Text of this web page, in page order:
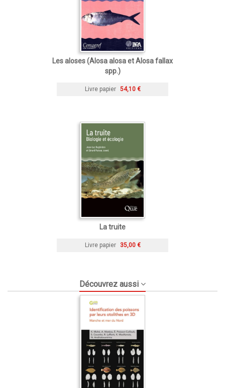
Les aloses (Alosa alosa et Alosa fallax
spp.)
Livre papier 54,10 €
La truite
Livre papier 35,00 €
Découvrez aussi